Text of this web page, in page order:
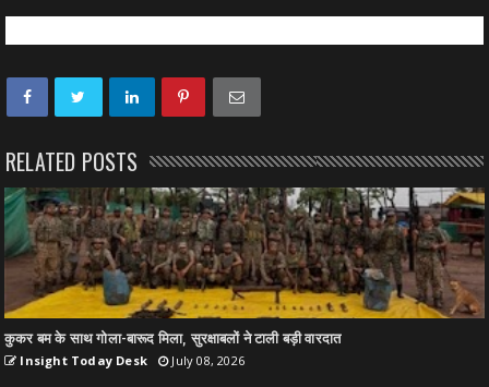
RELATED POSTS
कुकर बम के साथ गोला-बारूद मिला, सुरक्षाबलों ने टाली बड़ी वारदात
Insight Today Desk July 08, 2026